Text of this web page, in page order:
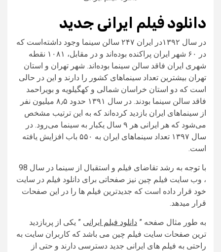
دانلود فیلم ایرانی جدید
در سال ۱۳۹۲در ایران ۲۴۷ سالن سینما وجود داشته‌است که
در ۶۰ شهر ایران پراکنده بوده‌اند و در مقابل، ۱۰۸۱ نقطه
شهری ایران فاقد سالن سینما بوده‌اند. شهر تهران و استان
تهران بیشترین تعداد سینماهای کشور را دارند و این در حالی
است که دو استان خراسان شمالی و کهگیلویه و بویراحمد
فاقد سالن سینما بودند. در سال ۱۳۹۱ حدود ۸٫۵ میلیون نفر
از سینماهای ایران بازدید کرده‌اند که به این ترتیب مشخص
می‌شود که هر ایرانی هر ۹ سال یکبار به سینما می‌رود. در
سال ۱۳۹۷ تعداد سینماهای ایران به ۵۵۰ باب افزایش یافته
است.
با توجه به رشد تقاضای فیلم و استقبال از سینما در سال 98
، وب سایت فیلم چین نیز صفحاتی برای دانلود فیلم در سایت
خود قرار داده است که جدیدترین فیلم ها را در این صفحات
قرار میدهد.
به طور مثال صفحه ” دانلود فیلم ایرانی ” یکی از پربازدید
ترین صفحات سایت فیلم چین می باشد که کاربران سایت به
راحتی به فیلم های ایرانی جدید دسترسی دارند و حتی از